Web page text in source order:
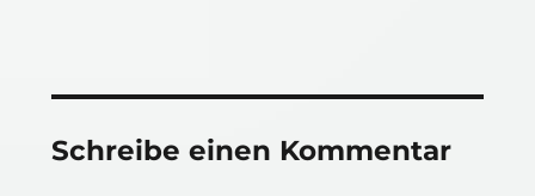
Schreibe einen Kommentar